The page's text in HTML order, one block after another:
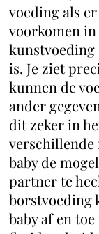
voeding als
voorkomen
kunstvoeding
is. Je ziet
kunnen de
ander
dit zeker in
verschillende
baby de
partner te
borstvoeding
baby af en